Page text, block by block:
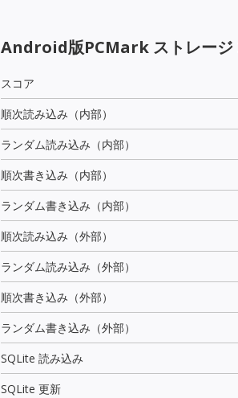
Android版PCMark ストレージ
スコア
順次読み込み（内部）
ランダム読み込み（内部）
順次書き込み（内部）
ランダム書き込み（内部）
順次読み込み（外部）
ランダム読み込み（外部）
順次書き込み（外部）
ランダム書き込み（外部）
SQLite 読み込み
SQLite 更新